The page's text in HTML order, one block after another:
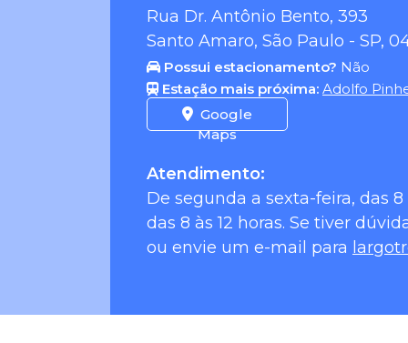
Rua Dr. Antônio Bento, 393
Santo Amaro, São Paulo - SP,
Possui estacionamento? Não
Estação mais próxima: Adolfo
Google
Maps
Atendimento:
De segunda a sexta-feira, das 8
das 8 às 12 horas. Se tiver
ou envie um e-mail para